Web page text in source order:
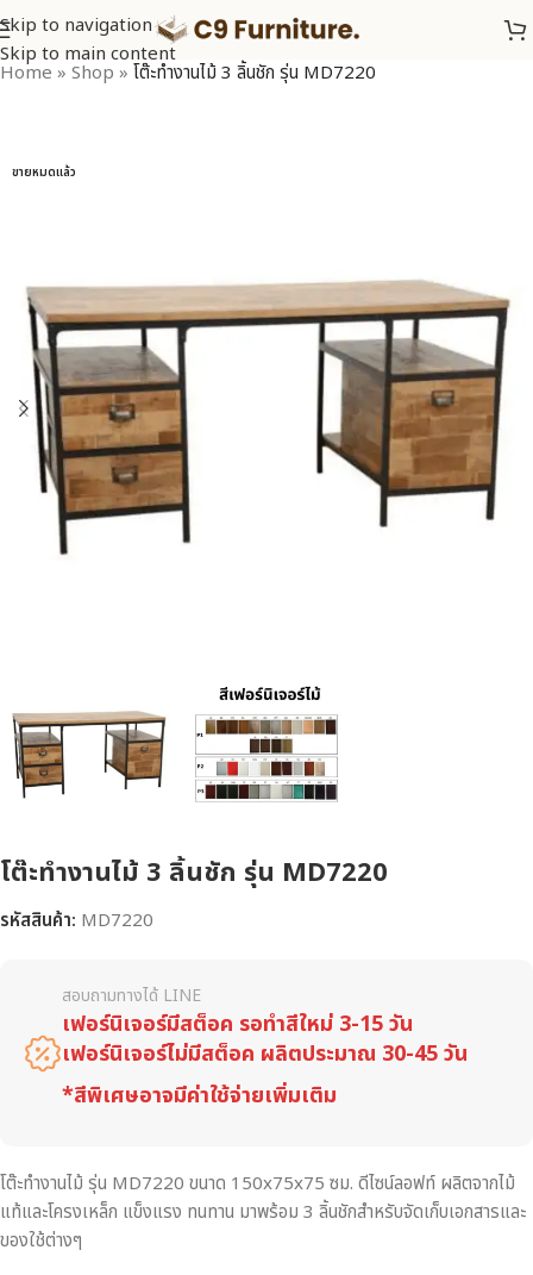
Skip to navigation
Skip to main content
Home » Shop » โต๊ะทำงานไม้ 3 ลิ้นชัก รุ่น MD7220
ขายหมดแล้ว
โต๊ะทำงานไม้ 3 ลิ้นชัก รุ่น MD7220
รหัสสินค้า: MD7220
สอบถามทางได้ LINE
เฟอร์นิเจอร์มีสต็อค รอทำสีใหม่ 3-15 วัน
เฟอร์นิเจอร์ไม่มีสต็อค ผลิตประมาณ 30-45 วัน
*สีพิเศษอาจมีค่าใช้จ่ายเพิ่มเติม
โต๊ะทำงานไม้ รุ่น MD7220 ขนาด 150x75x75 ซม. ดีไซน์ลอฟท์ ผลิตจากไม้
แท้และโครงเหล็ก แข็งแรง ทนทาน มาพร้อม 3 ลิ้นชักสำหรับจัดเก็บเอกสารและ
ของใช้ต่างๆ